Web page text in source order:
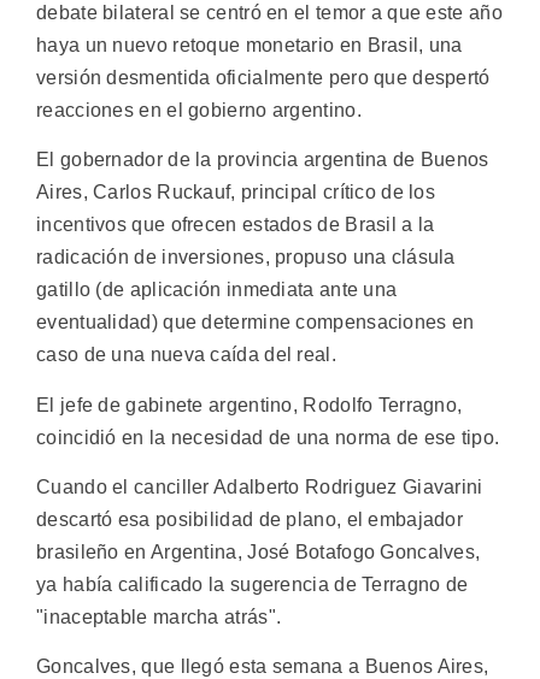
debate bilateral se centró en el temor a que este año
haya un nuevo retoque monetario en Brasil, una
versión desmentida oficialmente pero que despertó
reacciones en el gobierno argentino.
El gobernador de la provincia argentina de Buenos
Aires, Carlos Ruckauf, principal crítico de los
incentivos que ofrecen estados de Brasil a la
radicación de inversiones, propuso una clásula
gatillo (de aplicación inmediata ante una
eventualidad) que determine compensaciones en
caso de una nueva caída del real.
El jefe de gabinete argentino, Rodolfo Terragno,
coincidió en la necesidad de una norma de ese tipo.
Cuando el canciller Adalberto Rodriguez Giavarini
descartó esa posibilidad de plano, el embajador
brasileño en Argentina, José Botafogo Goncalves,
ya había calificado la sugerencia de Terragno de
"inaceptable marcha atrás".
Goncalves, que llegó esta semana a Buenos Aires,